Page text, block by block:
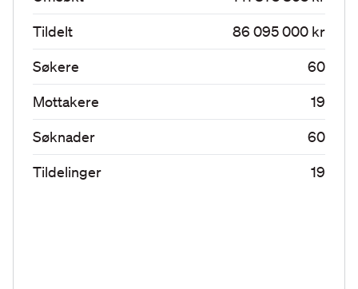
Tildelt
86 095 000 kr
Søkere
60
Mottakere
19
Søknader
60
Tildelinger
19